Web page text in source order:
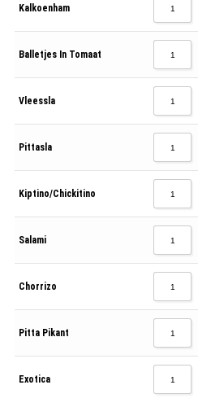
Kalkoenham
Balletjes In Tomaat
Vleessla
Pittasla
Kiptino/chickitino
Salami
Chorrizo
Pitta Pikant
Exotica